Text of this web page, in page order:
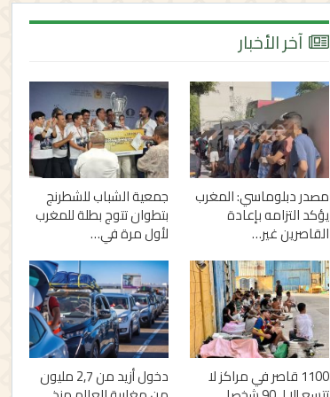
آخر الأخبار
مصدر دبلوماسي: المغرب
يؤكد التزامه بإعادة
القاصرين غير…
جمعية الشباب للشطرنج
بتطوان تتوج بطلة للمغرب
لأول مرة في…
1100 قاصر في مراكز لا دخول أزيد من 2,7 مليون